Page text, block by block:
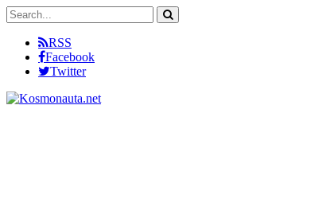
RSS
Facebook
Twitter